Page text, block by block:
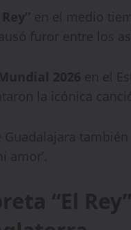
en el medio
furor entre los
2026 en el
la icónica
amor’.
“El